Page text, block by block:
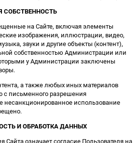
СОБСТВЕННОСТЬ
на Сайте, включая элементы
изображения, иллюстрации, видео,
звуки и другие объекты (контент),
собственностью Администрации или
у Администрации заключены
а также любых иных материалов
с письменного разрешения
использование
И ОБРАБОТКА ДАННЫХ
Сайта означает согласие Пользователя на